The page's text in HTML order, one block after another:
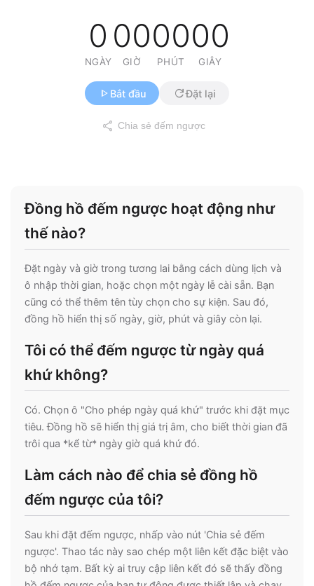
0
NGÀY
00
GIỜ
00
PHÚT
00
GIÂY
play_arrow Bắt đầu refreshĐặt lại
share Chia sẻ đếm ngược
Đồng hồ đếm ngược hoạt động như
thế nào?
Đặt ngày và giờ trong tương lai bằng cách dùng lịch và
ô nhập thời gian, hoặc chọn một ngày lễ cài sẵn. Bạn
cũng có thể thêm tên tùy chọn cho sự kiện. Sau đó,
đồng hồ hiển thị số ngày, giờ, phút và giây còn lại.
Tôi có thể đếm ngược từ ngày quá
khứ không?
Có. Chọn ô "Cho phép ngày quá khứ" trước khi đặt mục
tiêu. Đồng hồ sẽ hiển thị giá trị âm, cho biết thời gian đã
trôi qua *kể từ* ngày giờ quá khứ đó.
Làm cách nào để chia sẻ đồng hồ
đếm ngược của tôi?
Sau khi đặt đếm ngược, nhấp vào nút 'Chia sẻ đếm
ngược'. Thao tác này sao chép một liên kết đặc biệt vào
bộ nhớ tạm. Bất kỳ ai truy cập liên kết đó sẽ thấy đồng